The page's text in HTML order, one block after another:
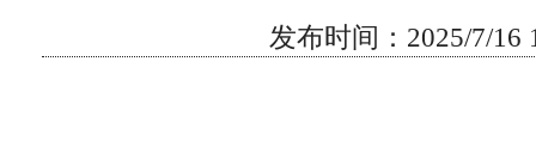
发布时间：2025/7/16